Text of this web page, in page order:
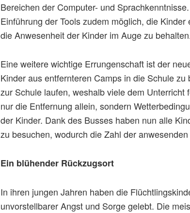
Bereichen der Computer- und
Einführung der Tools zudem möglich, die
die Anwesenheit der Kinder im Auge zu
Eine weitere wichtige Errungenschaft ist der
Kinder aus entfernteren Camps in die Schule
zur Schule laufen, weshalb viele dem
nur die Entfernung allein, sondern
der Kinder. Dank des Busses haben nun alle
zu besuchen, wodurch die Zahl der
Ein blühender Rückzugsort
In ihren jungen Jahren haben die
unvorstellbarer Angst und Sorge gelebt. Die